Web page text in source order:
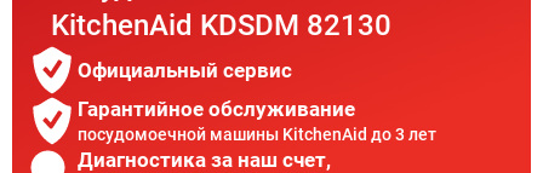
KitchenAid KDSDM 82130
Официальный сервис
Гарантийное обслуживание
посудомоечной машины KitchenAid до 3 лет
Диагностика за наш счет,